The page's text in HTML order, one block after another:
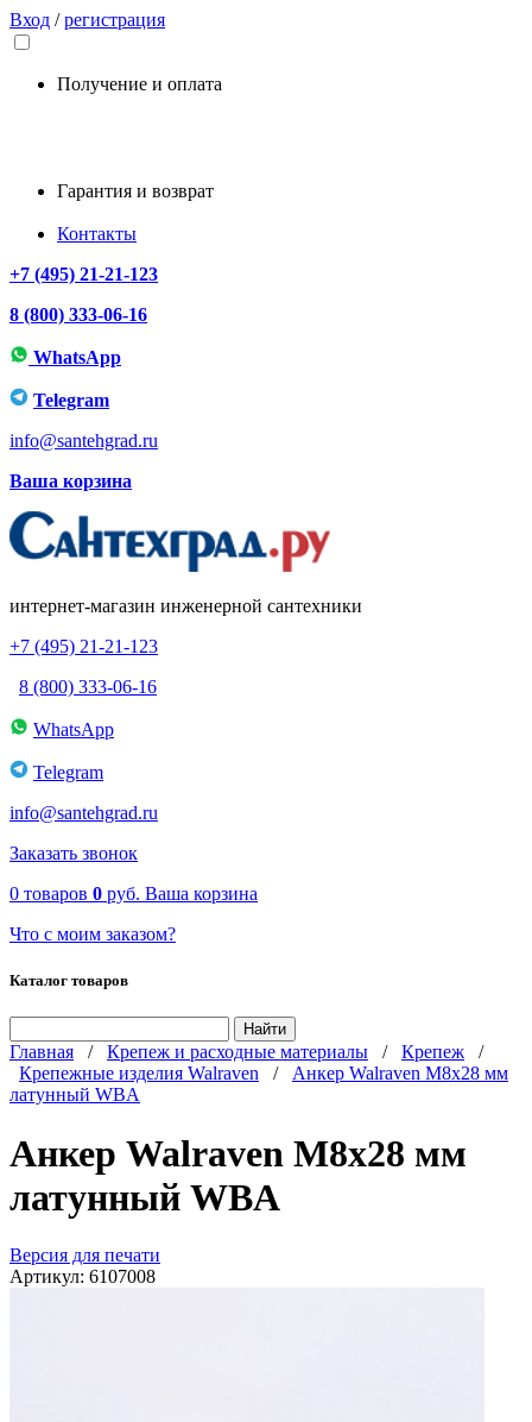
Вход /регистрация
Получение и оплата
Гарантия и возврат
Контакты
+7 (495) 21-21-123
8 (800) 333-06-16
WhatsApp
Telegram
info@santehgrad.ru
Ваша корзина
интернет-магазин инженерной сантехники
+7 (495) 21-21-123
8 (800) 333-06-16
WhatsApp
Telegram
info@santehgrad.ru
Заказать звонок
0 товаров 0 руб. Ваша корзина
Что с моим заказом?
Каталог товаров
Главная / Крепеж и расходные материалы / Крепеж /
Крепежные изделия Walraven / Анкер Walraven М8х28 мм
латунный WBA
Анкер Walraven М8х28 мм
латунный WBA
Версия для печати
Артикул: 6107008